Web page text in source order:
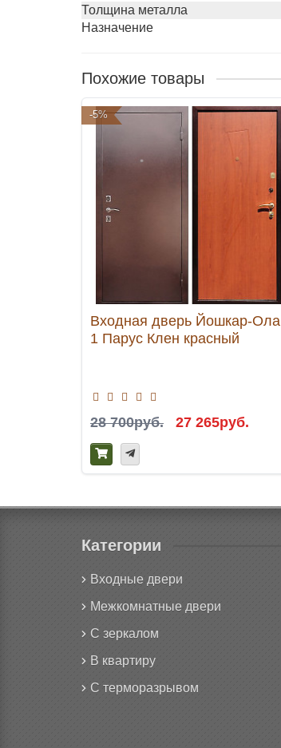
Толщина металла
Назначение
Похожие товары
-5%
Входная дверь Йошкар-Ола
1 Парус Клен красный
28 700руб. 27 265руб.
Категории
Входные двери
Межкомнатные двери
С зеркалом
В квартиру
С терморазрывом